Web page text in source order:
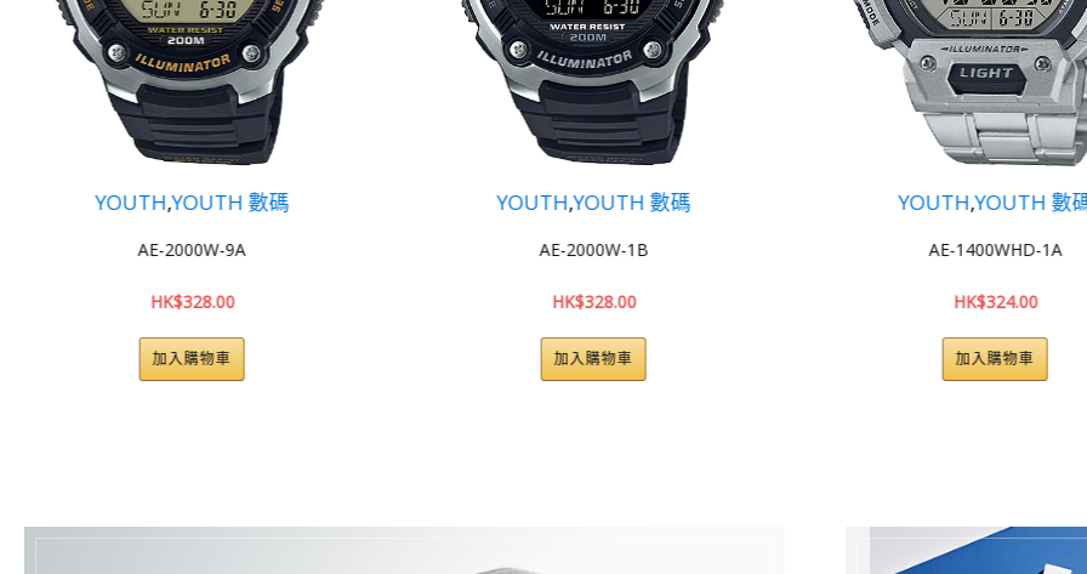
YOUTH,YOUTH 數碼
AE-2000W-1B
YOUTH,YOUTH 數碼
AE-1400WHD-1A
YOUTH,
AE-